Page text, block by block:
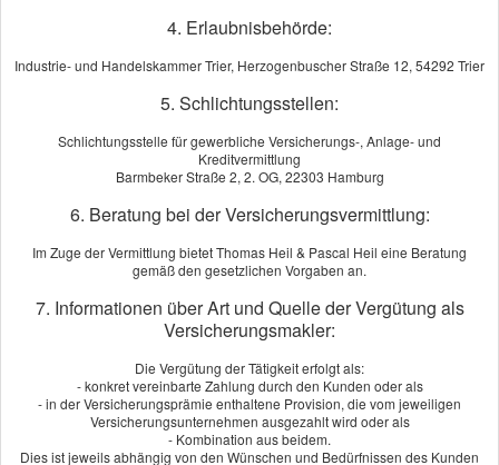
Trotz aller Vorsicht: Wenn Ihre Firma unbeabsichtigt die Umwelt
schädigt, tragen Sie die Verantwortung für sofortige Abhilfe. So
sieht es der Gesetzgeber. Denn das Umwelthaftungsgesetz sieht
eine generelle verschuldensunabhängige Haftung für
Ihre wirtschaftliche Existenz bedrohen. Die Umweltschaden-Haft­
pflicht bietet Ihnen umfassenden Schutz vor finanziellen Risiken.
Sie leistet für Haft­pflichtansprüche aufgrund von Per­sonen-, Sach-
4. Erlaubnisbehörde:
Industrie- und Handelskammer Trier, Herzogenbuscher Straße 12, 54292 Trier
5. Schlichtungsstellen:
Schlichtungsstelle für gewerbliche Versicherungs-, Anlage- und
Kreditvermittlung
Barmbeker Straße 2, 2. OG, 22303 Hamburg
6. Beratung bei der Versicherungsvermittlung:
Im Zuge der Vermittlung bietet Thomas Heil & Pascal Heil eine Beratung
gemäß den gesetzlichen Vorgaben an.
7. Informationen über Art und Quelle der Vergütung als
Versicherungsmakler:
Die Vergütung der Tätigkeit erfolgt als:
- konkret vereinbarte Zahlung durch den Kunden oder als
- in der Versicherungsprämie enthaltene Provision, die vom jeweiligen
Versicherungsunternehmen ausgezahlt wird oder als
- Kombination aus beidem.
Dies ist jeweils abhängig von den Wünschen und Bedürfnissen des Kunden